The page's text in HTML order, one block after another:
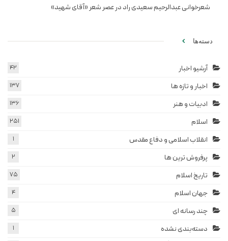
شعرخوانی عبدالرحیم سعیدی راد در عصر شعر «آقای شهید»
دسته‌ها
آرشیو اخبار 42
اخبار و تازه ها 137
ادبیات و هنر 136
اسلام 251
انقلاب اسلامی و دفاع مقدس 1
پرفروش ترین ها 2
تاریخ اسلام 75
جهان اسلام 4
چند رسانه ای 5
دسته‌بندی نشده 1